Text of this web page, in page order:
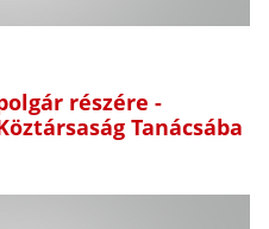
részére -
Tanácsába